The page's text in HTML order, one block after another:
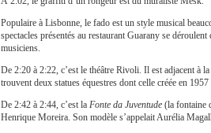
Populaire à Lisbonne, le fado est un style musical
spectacles présentés au restaurant Guarany se
musiciens.
De 2:20 à 2:22, c’est le théâtre Rivoli. Il est adjacent à
trouvent deux statues équestres dont celle créée en
De 2:42 à 2:44, c’est la Fonte da Juventude (la fontaine
Henrique Moreira. Son modèle s’appelait Aurélia